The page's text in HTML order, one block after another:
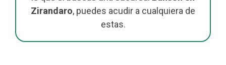
Zirandaro, puedes acudir a cualquiera de
estas.